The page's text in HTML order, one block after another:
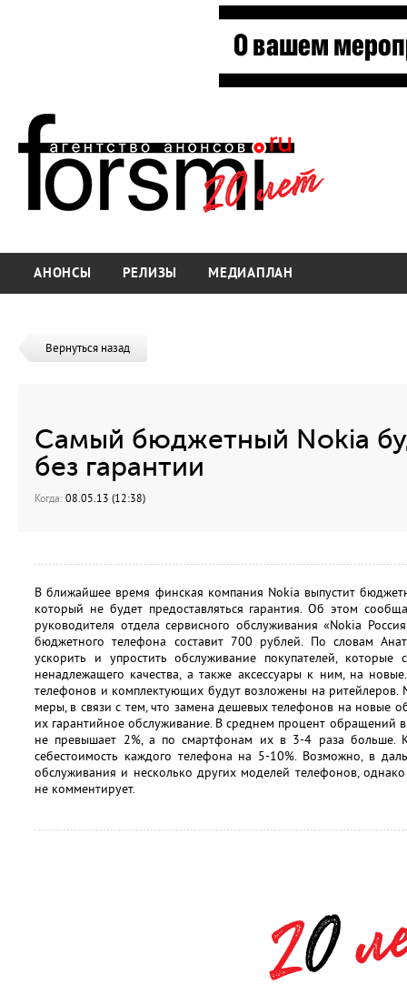
АНОНСЫ РЕЛИЗЫ МЕДИАПЛАН
Вернуться назад
Самый бюджетный Nokia
без гарантии
Когда: 08.05.13 (12:38)
В ближайшее время финская компания Nokia выпустит
который не будет предоставляться гарантия. Об этом
руководителя отдела сервисного обслуживания «Nokia
бюджетного телефона составит 700 рублей. По словам
ускорить и упростить обслуживание покупателей, которые
ненадлежащего качества, а также аксессуары к ним, на
телефонов и комплектующих будут возложены на ритейлеров.
меры, в связи с тем, что замена дешевых телефонов на новые
их гарантийное обслуживание. В среднем процент обращений
не превышает 2%, а по смартфонам их в 3-4 раза больше.
себестоимость каждого телефона на 5-10%. Возможно, в
обслуживания и несколько других моделей телефонов,
не комментирует.